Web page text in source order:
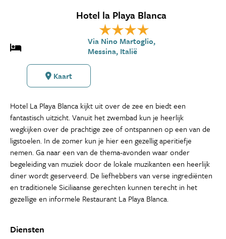
Hotel la Playa Blanca
Via Nino Martoglio,
Messina, Italië
Kaart
Hotel La Playa Blanca kijkt uit over de zee en biedt een
fantastisch uitzicht. Vanuit het zwembad kun je heerlijk
wegkijken over de prachtige zee of ontspannen op een van de
ligstoelen. In de zomer kun je hier een gezellig aperitiefje
nemen. Ga naar een van de thema-avonden waar onder
begeleiding van muziek door de lokale muzikanten een heerlijk
diner wordt geserveerd. De liefhebbers van verse ingrediënten
en traditionele Siciliaanse gerechten kunnen terecht in het
gezellige en informele Restaurant La Playa Blanca.
Diensten